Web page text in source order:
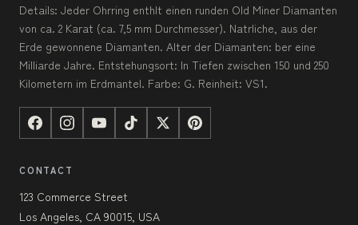
Details: Jeder Ohrring enthlt einen runden Old Miner Diamanten
von ca. 2 Karat (ca. 7,5 mm Durchmesser). Natrliche, aus der
Erde gewonnene Diamanten. Alter der Diamanten: ber eine
Milliarde Jahre. Entstehungsort: In Tiefen zwischen 150 und 250
Kilometern im Erdmantel. Farbe: G. Reinheit: VS1.
CONTACT
123 Commerce Street
Los Angeles, CA 90015, USA